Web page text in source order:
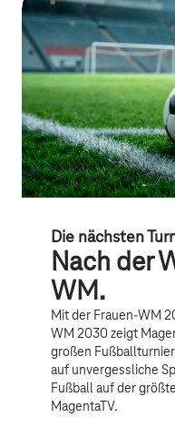
Die nächsten
Nach der
WM.
Mit der Frauen-WM
WM 2030 zeigt
großen
auf unvergessliche
Fußball auf der
MagentaTV.